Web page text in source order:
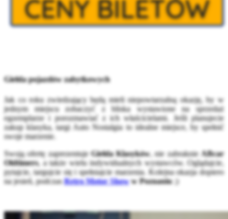
Giełda pojazdów zabytkowych
Jak co roku zwiedzający będą mieli niepowtarzalną okazję, by w
jednym miejscu zobaczyć z bliska wystawione na sprzedaż
egzemplarze i porozmawiać z ich właścicielami. Jeśli planujecie
zakup klasyka, targi Auto Nostalgia to idealne miejsce, by spełnić
swoje marzenie.
Swoją ofertę zaprezentujeGiełda Klasyków, nie zabraknie ABcar
Oldtimers, a także wielu indywidualnych wystawców. Oglądajcie,
pytajcie, targujcie się i spełniajcie marzenia. Kolejna okazja dopiero
na jesień, podczasRetro Motor Showw Poznaniu;)